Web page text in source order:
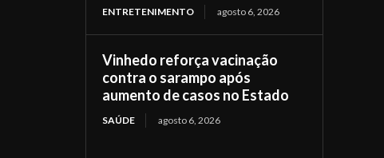
ENTRETENIMENTO agosto 6, 2026
Vinhedo reforça vacinação
contra o sarampo após
aumento de casos no Estado
SAÚDE agosto 6, 2026